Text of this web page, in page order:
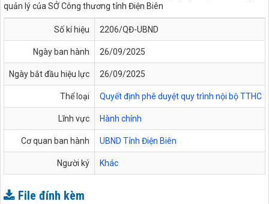
quản lý của SỞ Công thương tỉnh Điện Biên
Số kí hiệu 2206/QĐ-UBND
Ngày ban hành 26/09/2025
Ngày bắt đầu hiệu lực 26/09/2025
Thể loại Quyết định phê duyệt quy trình nội bộ TTHC
Lĩnh vực Hành chính
Cơ quan ban hành UBND Tỉnh Điện Biên
Người ký Khác
File đính kèm